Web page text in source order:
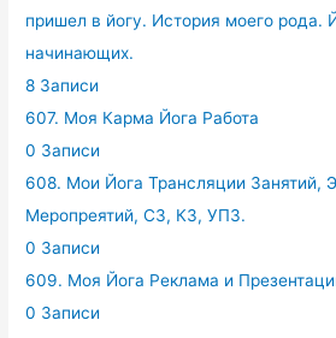
пришел в йогу. История моего рода.
начинающих.
8 Записи
607. Моя Карма Йога Работа
0 Записи
608. Мои Йога Трансляции Занятий,
Меропреятий, СЗ, КЗ, УПЗ.
0 Записи
609. Моя Йога Реклама и
0 Записи